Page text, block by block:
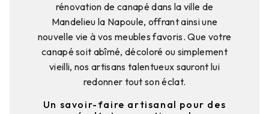
rénovation de canapé dans la ville de
Mandelieu la Napoule, offrant ainsi une
nouvelle vie à vos meubles favoris. Que votre
canapé soit abîmé, décoloré ou simplement
vieilli, nos artisans talentueux sauront lui
redonner tout son éclat.
Un savoir-faire artisanal pour des